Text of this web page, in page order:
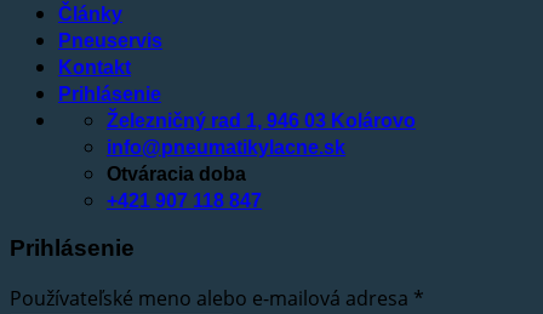
Články
Pneuservis
Kontakt
Prihlásenie
Železničný rad 1, 946 03 Kolárovo
info@pneumatikylacne.sk
Otváracia doba
+421 907 118 847
Prihlásenie
Používateľské meno alebo e-mailová adresa *